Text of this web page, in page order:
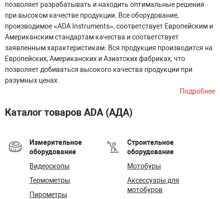
позволяет разрабатывать и находить оптимальные решения
при высоком качестве продукции. Все оборудование,
производимое «ADA Instruments», соответствует Европейским и
Американским стандартам качества и соответствует
заявленным характеристикам. Вся продукция производится на
Европейских, Американских и Азиатских фабриках, что
позволяет добиваться высокого качества продукции при
разумных ценах.
Подробнее
Каталог товаров ADA (АДА)
Измерительное
оборудование
Видеоскопы
Термометры
Пирометры
Строительное
оборудование
Мотобуры
Аксессуары для
мотобуров